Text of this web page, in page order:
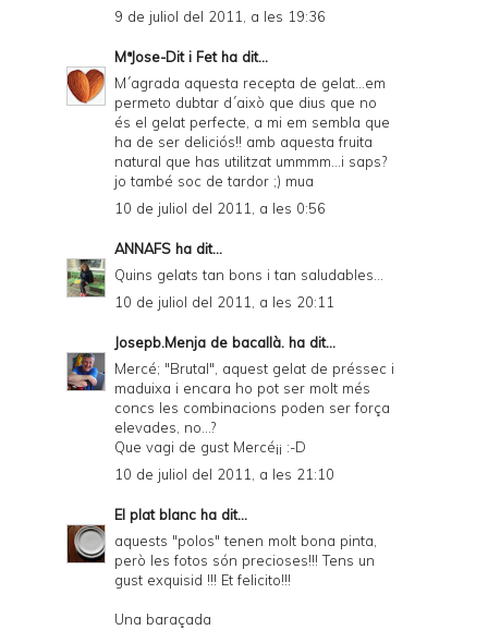
9 de juliol del 2011, a les 19:36
MªJose-Dit i Fetha dit...
M´agrada aquesta recepta de gelat...em
permeto dubtar d´això que dius que no
és el gelat perfecte, a mi em sembla que
ha de ser deliciós!! amb aquesta fruita
natural que has utilitzat ummmm...i saps?
jo també soc de tardor ;) mua
10 de juliol del 2011, a les 0:56
ANNAFS ha dit...
Quins gelats tan bons i tan saludables...
10 de juliol del 2011, a les 20:11
Josepb.Menja de bacallà. ha dit...
Mercé; "Brutal", aquest gelat de préssec i
maduixa i encara ho pot ser molt més
concs les combinacions poden ser força
elevades, no...?
Que vagi de gust Mercé¡¡ :-D
10 de juliol del 2011, a les 21:10
El plat blanc ha dit...
aquests "polos" tenen molt bona pinta,
però les fotos són precioses!!! Tens un
gust exquisid !!! Et felicito!!!
Una baraçada